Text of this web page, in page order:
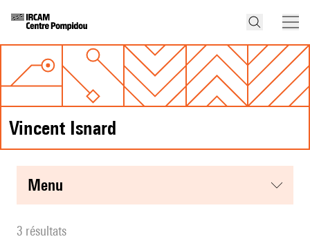
Vincent Isnard
menu
3 résultats